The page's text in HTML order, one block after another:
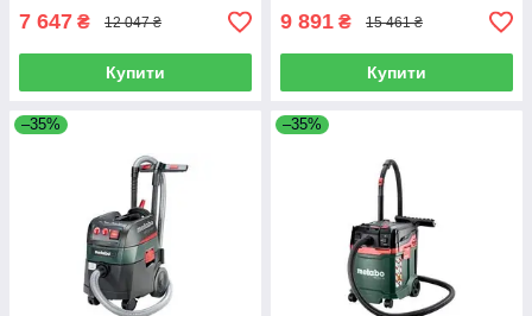
7 647 ₴ 12 047 ₴
Купити
9 891 ₴ 15 461 ₴
Купити
–35% –35%